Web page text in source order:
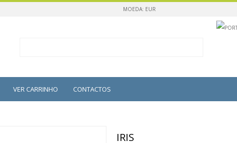
MOEDA: EUR
VER CARRINHO CONTACTOS
IRIS